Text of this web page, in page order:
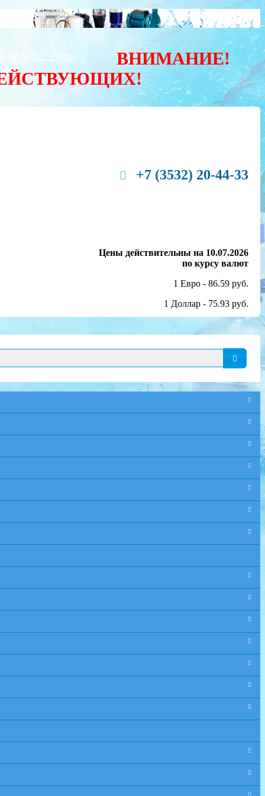
ВАЛЮТА: РУБЛЬ
ВНИМАНИЕ!
+7 (3532) 20-44-33
Цены действительны на 10.07.2026
по курсу валют
1 Евро - 86.59 руб.
1 Доллар - 75.93 руб.